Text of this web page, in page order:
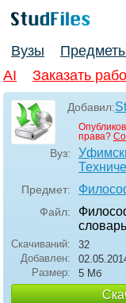
Вузы
AI
Заказать
Добавил:
права?
Вуз:
Предмет:
Файл:
словарь
Скачиваний:
32
Добавлен:
Размер:
5 Мб